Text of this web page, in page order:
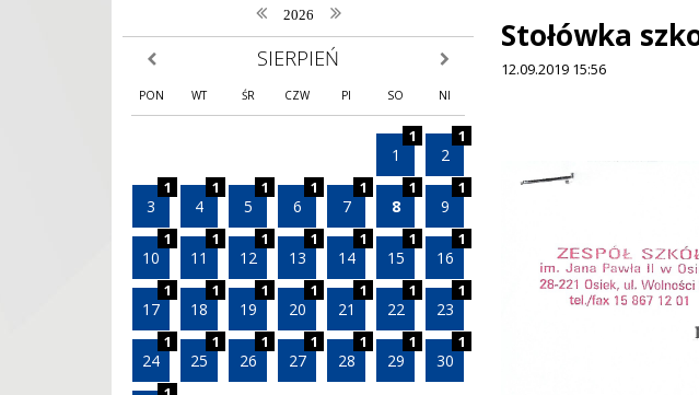
poprzedni rok
2026 następny rok
poprzedni miesiąc SIERPIEŃ następny miesiąc
PON WT ŚR CZW PI SO NI
1
1
2
1
3
1
4
1
5
1
6
1
7
1
8
1
9
1
10
1
11
1
12
1
13
1
14
1
15
1
16
1
17
1
18
1
19
1
20
1
21
1
22
1
23
1
24
1
25
1
26
1
27
1
28
1
29
1
30
1
Stołówka
12.09.2019 15:56